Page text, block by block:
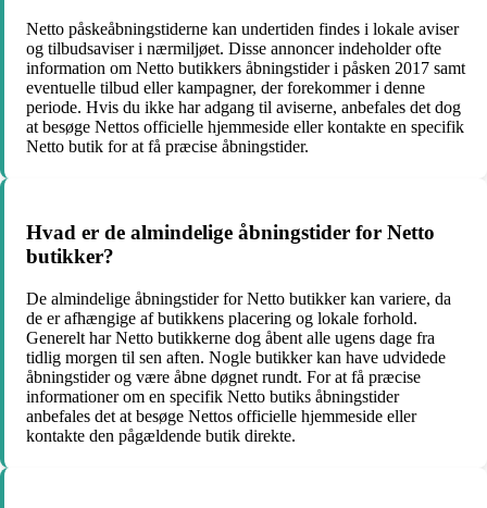
Netto påskeåbningstiderne kan undertiden findes i lokale aviser
og tilbudsaviser i nærmiljøet. Disse annoncer indeholder ofte
information om Netto butikkers åbningstider i påsken 2017 samt
eventuelle tilbud eller kampagner, der forekommer i denne
periode. Hvis du ikke har adgang til aviserne, anbefales det dog
at besøge Nettos officielle hjemmeside eller kontakte en specifik
Netto butik for at få præcise åbningstider.
Hvad er de almindelige åbningstider for Netto
butikker?
De almindelige åbningstider for Netto butikker kan variere, da
de er afhængige af butikkens placering og lokale forhold.
Generelt har Netto butikkerne dog åbent alle ugens dage fra
tidlig morgen til sen aften. Nogle butikker kan have udvidede
åbningstider og være åbne døgnet rundt. For at få præcise
informationer om en specifik Netto butiks åbningstider
anbefales det at besøge Nettos officielle hjemmeside eller
kontakte den pågældende butik direkte.